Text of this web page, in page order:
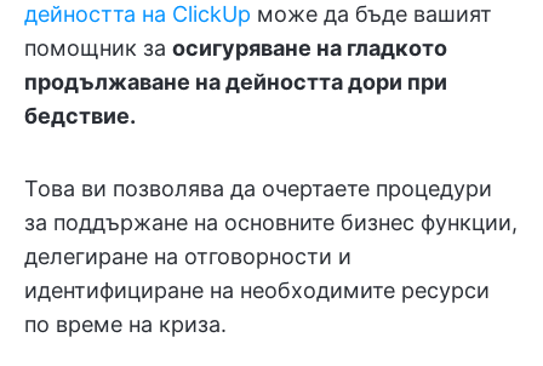
дейността на ClickUp може да бъде вашият
помощник за осигуряване на гладкото
продължаване на дейността дори при
бедствие.
Това ви позволява да очертаете процедури
за поддържане на основните бизнес функции,
делегиране на отговорности и
идентифициране на необходимите ресурси
по време на криза.